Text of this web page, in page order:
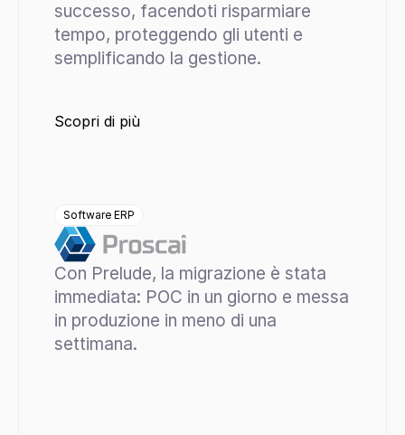
successo, facendoti risparmiare
tempo, proteggendo gli utenti e
semplificando la gestione.
Scopri di più
Software ERP
Con Prelude, la migrazione è stata
immediata: POC in un giorno e messa
in produzione in meno di una
settimana.